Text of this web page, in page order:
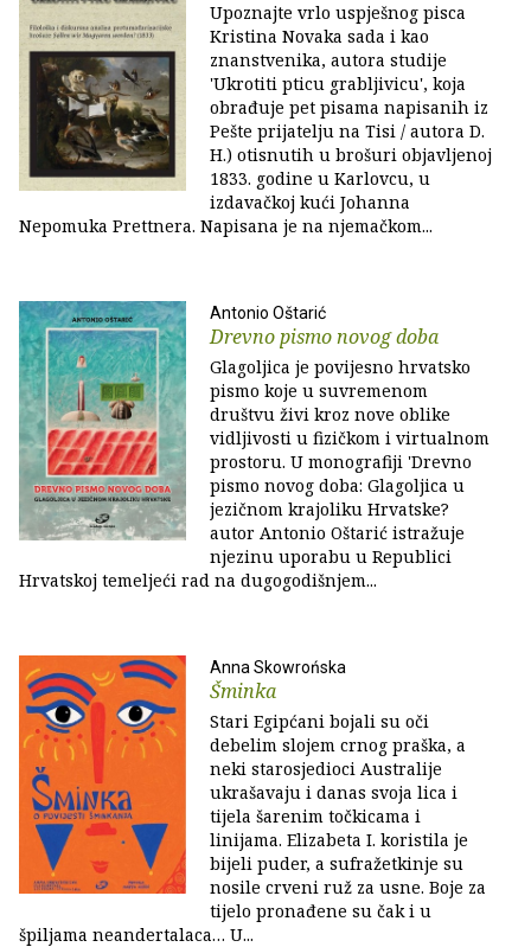
Upoznajte vrlo uspješnog pisca
Kristina Novaka sada i kao
znanstvenika, autora studije
'Ukrotiti pticu grabljivicu', koja
obrađuje pet pisama napisanih iz
Pešte prijatelju na Tisi / autora D.
H.) otisnutih u brošuri objavljenoj
1833. godine u Karlovcu, u
izdavačkoj kući Johanna
Nepomuka Prettnera. Napisana je na njemačkom...
Antonio Oštarić
Drevno pismo novog doba
Glagoljica je povijesno hrvatsko
pismo koje u suvremenom
društvu živi kroz nove oblike
vidljivosti u fizičkom i virtualnom
prostoru. U monografiji 'Drevno
pismo novog doba: Glagoljica u
jezičnom krajoliku Hrvatske?
autor Antonio Oštarić istražuje
njezinu uporabu u Republici
Hrvatskoj temeljeći rad na dugogodišnjem...
Anna Skowrońska
Šminka
Stari Egipćani bojali su oči
debelim slojem crnog praška, a
neki starosjedioci Australije
ukrašavaju i danas svoja lica i
tijela šarenim točkicama i
linijama. Elizabeta I. koristila je
bijeli puder, a sufražetkinje su
nosile crveni ruž za usne. Boje za
tijelo pronađene su čak i u
špiljama neandertalaca… U...